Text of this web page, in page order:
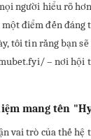
người hiểu rõ
điểm đến đáng
tôi tin rằng bạn
– nơi hội
mang tên
vai trò của thế hệ